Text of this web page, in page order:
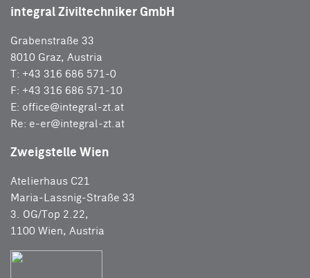
integral Ziviltechniker GmbH
Grabenstraße 33
8010 Graz, Austria
T: +43 316 686 571-0
F: +43 316 686 571-10
E: office@integral-zt.at
Re: e-er@integral-zt.at
Zweigstelle Wien
Atelierhaus C21
Maria-Lassnig-Straße 33
3. OG/Top 2.22,
1100 Wien, Austria